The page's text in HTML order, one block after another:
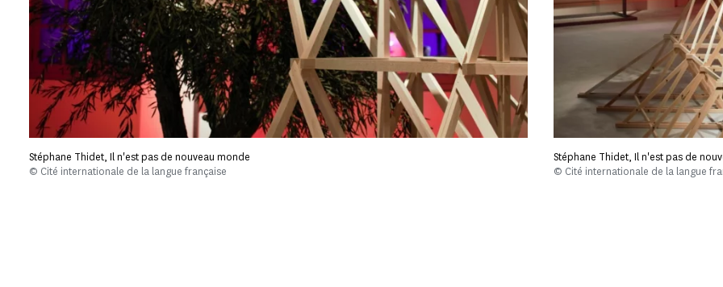
Stéphane Thidet, Il n'est pas de nouveau monde
© Cité internationale de la langue française
Stéphane Thidet, Il n'est pas de
© Cité internationale de la langue